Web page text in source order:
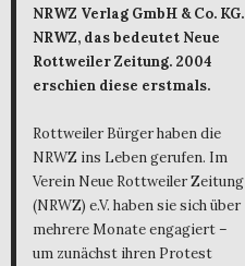
NRWZ Verlag GmbH & Co. KG.
NRWZ, das bedeutet Neue
Rottweiler Zeitung. 2004
erschien diese erstmals.
Rottweiler Bürger haben die
NRWZ ins Leben gerufen. Im
Verein Neue Rottweiler Zeitung
(NRWZ) e.V. haben sie sich über
mehrere Monate engagiert –
um zunächst ihren Protest